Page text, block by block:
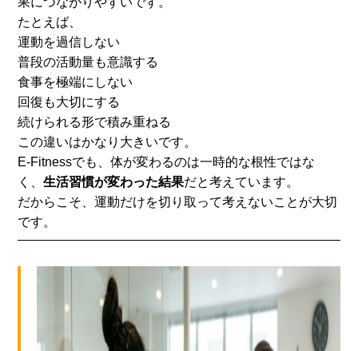
たとえば、
運動を過信しない
普段の活動量も意識する
食事を極端にしない
回復も大切にする
続けられる形で積み重ねる
この違いはかなり大きいです。
E-Fitnessでも、体が変わるのは一時的な根性ではな
く、生活習慣が変わった結果だと考えています。
だからこそ、運動だけを切り取って考えないことが大切
です。